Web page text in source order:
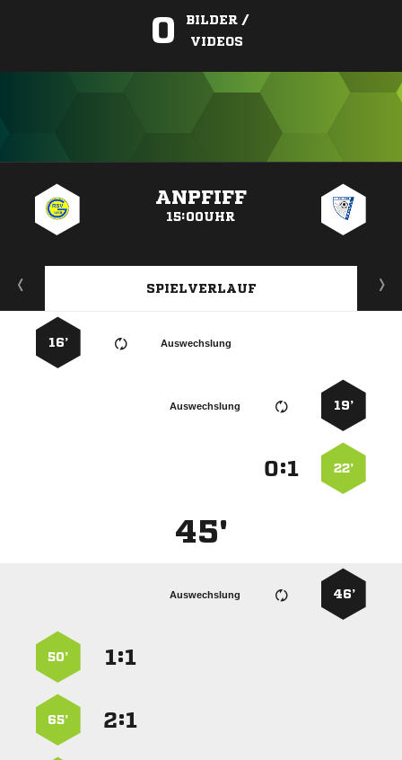
0
BILDER /
VIDEOS
ANPFIFF
15:00UHR
SPIELVERLAUF
Auswechslung
16’
19’
Auswechslung
22’
:
45'
46’
Auswechslung
:
50’
:
65’